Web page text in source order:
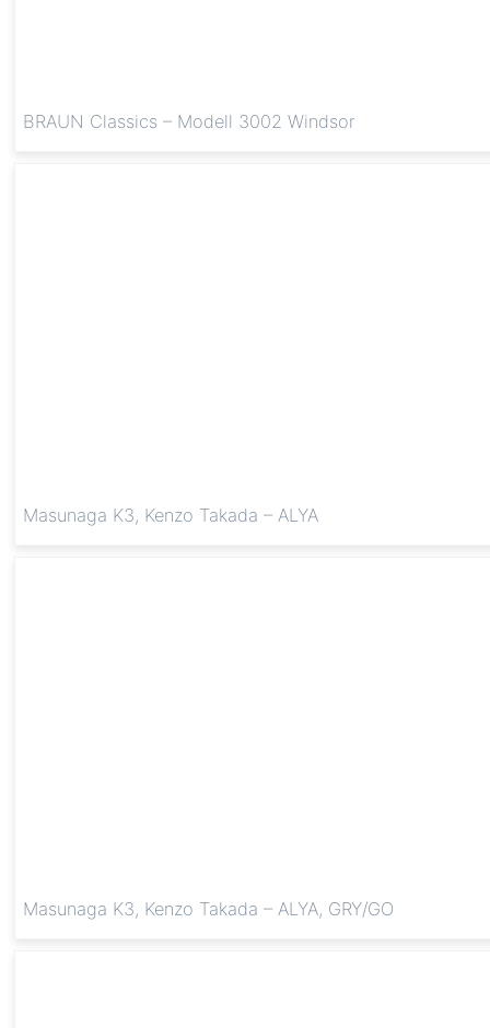
BRAUN Classics – Modell 3002 Windsor
Masunaga K3, Kenzo Takada – ALYA
Masunaga K3, Kenzo Takada – ALYA, GRY/GO